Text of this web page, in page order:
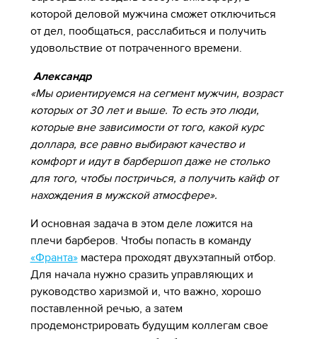
которой деловой мужчина сможет отключиться
от дел, пообщаться, расслабиться и получить
удовольствие от потраченного времени.
Александр
«Мы ориентируемся на сегмент мужчин, возраст
которых от 30 лет и выше. То есть это люди,
которые вне зависимости от того, какой курс
доллара, все равно выбирают качество и
комфорт и идут в барбершоп даже не столько
для того, чтобы постричься, а получить кайф от
нахождения в мужской атмосфере».
И основная задача в этом деле ложится на
плечи барберов. Чтобы попасть в команду
«Франта» мастера проходят двухэтапный отбор.
Для начала нужно сразить управляющих и
руководство харизмой и, что важно, хорошо
поставленной речью, а затем
продемонстрировать будущим коллегам свое